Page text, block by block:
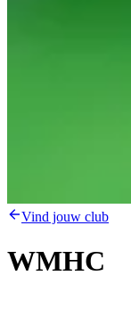
Vind jouw club
WMHC